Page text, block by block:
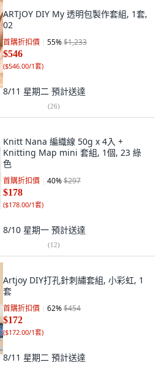
ARTJOY DIY My 透明包製作套組, 1套,
02
首購折扣價 55%$1,233
$546
($546.00/1套)
8/11 星期二 預計送達
(26)
Knitt Nana 編織線 50g x 4入 +
Knitting Map mini 套組, 1個, 23 綠
色
首購折扣價 40%$297
$178
($178.00/1套)
8/10 星期一 預計送達
(12)
Artjoy DIY打孔針刺繡套組, 小彩虹, 1
套
首購折扣價 62%$454
$172
($172.00/1套)
8/11 星期二 預計送達